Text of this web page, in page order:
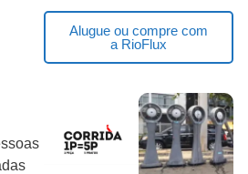
Alugue ou compre com
a RioFlux